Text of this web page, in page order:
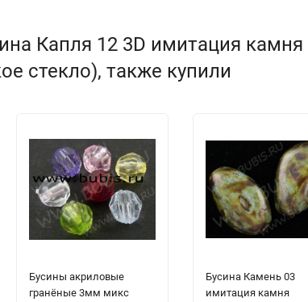
Капля 12 3D имитация
стекло), также купили
Бусины акриловые
гранёные 3мм микс
Бусина Камень 03
имитация камня